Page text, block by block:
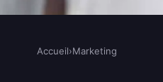
Accueil›Marketing